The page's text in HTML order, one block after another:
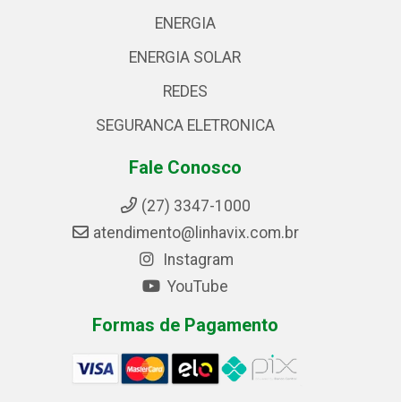
ENERGIA
ENERGIA SOLAR
REDES
SEGURANCA ELETRONICA
Fale Conosco
(27) 3347-1000
atendimento@linhavix.com.br
Instagram
YouTube
Formas de Pagamento